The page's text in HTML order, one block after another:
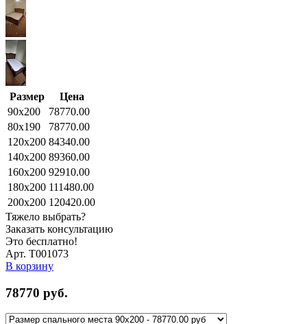
Размер
Цена
90x200
78770.00
80x190
78770.00
120x200 84340.00
140x200 89360.00
160x200 92910.00
180x200 111480.00
200x200 120420.00
Тяжело выбрать?
Заказать консультацию
Это бесплатно!
Арт. Т001073
В корзину
78770 руб.